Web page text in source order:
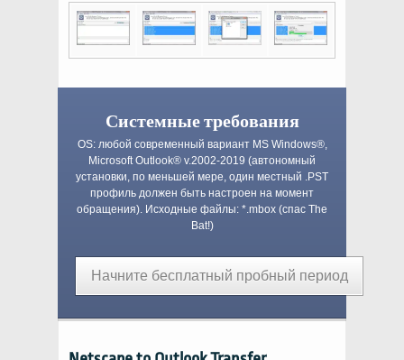
Системные требования
OS:любой современный вариант MS Windows®,
Microsoft Outlook® v.2002-2019 (автономный
установки, по меньшей мере, один местный .PST
профиль должен быть настроен на момент
обращения). Исходные файлы: *.mbox (спас The
Bat!)
Начните бесплатный пробный период